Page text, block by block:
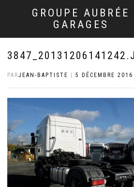
GROUPE AUBRÉE
GARAGES
PARJEAN-BAPTISTE 5 DÉCEMBRE 2016